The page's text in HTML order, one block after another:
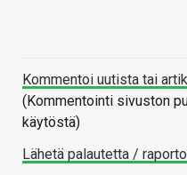
Kommentoi uutista tai
(Kommentointi sivuston
käytöstä)
Lähetä palautetta /